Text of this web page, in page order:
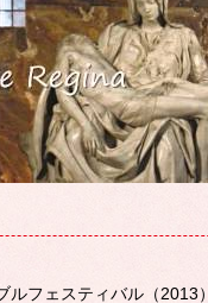
ルフェスティバル（2013）